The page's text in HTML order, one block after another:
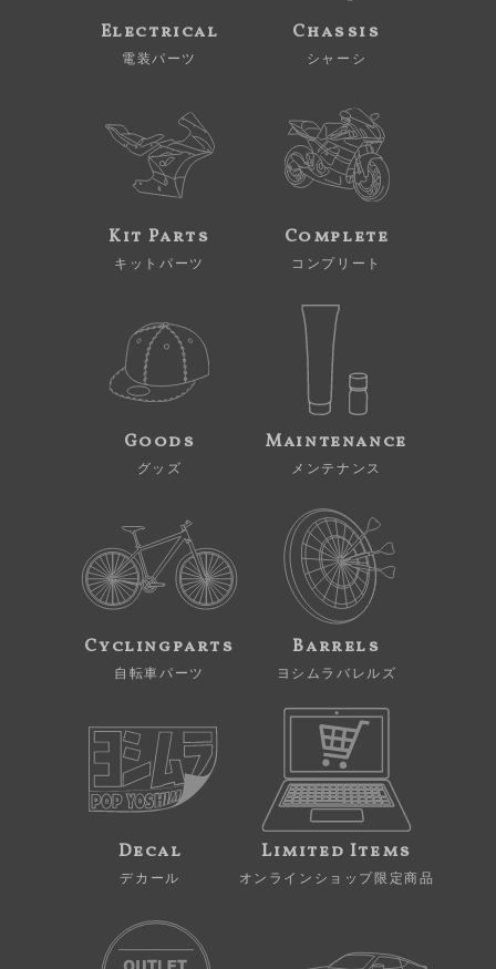
Electrical
電装パーツ
Chassis
シャーシ
Kit Parts
キットパーツ
Complete
コンプリート
Goods
グッズ
Maintenance
メンテナンス
Cyclingparts
自転車パーツ
Barrels
ヨシムラバレルズ
Decal
デカール
Limited Items
オンラインショップ限定商品